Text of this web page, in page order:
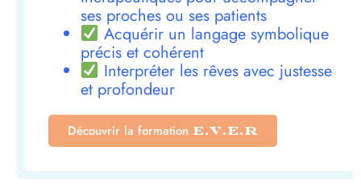
ses proches ou ses patients
Acquérir un langage symbolique
précis et cohérent
Interpréter les rêves avec justesse
et profondeur
Découvrir la formation E.V.E.R